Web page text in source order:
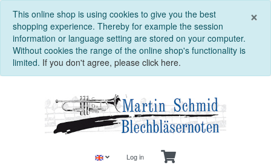
×
This online shop is using cookies to give you the best
shopping experience. Thereby for example the session
information or language setting are stored on your computer.
Without cookies the range of the online shop's functionality is
limited. If you don't agree, please click here.
Log in